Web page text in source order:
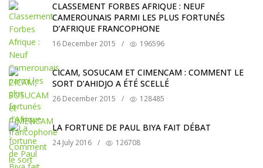
CLASSEMENT FORBES AFRIQUE : NEUF
CAMEROUNAIS PARMI LES PLUS FORTUNÉS
D’AFRIQUE FRANCOPHONE
16 December 2015 / 196596
CICAM, SOSUCAM ET CIMENCAM : COMMENT LE
SORT D’AHIDJO A ÉTÉ SCELLÉ
26 December 2015 / 128485
LA FORTUNE DE PAUL BIYA FAIT DÉBAT
24 July 2016 / 126708